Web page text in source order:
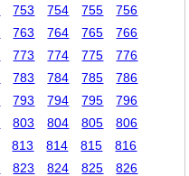
753 754 755
756
763 764 765
766
773 774 775
776
783 784 785
786
793 794 795
796
803 804 805
806
813 814 815
816
823 824 825
826